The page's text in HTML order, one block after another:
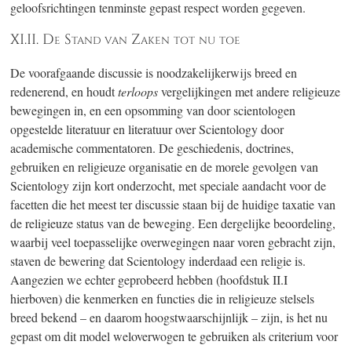
geloofsrichtingen tenminste gepast respect worden gegeven.
XI.II. De Stand van Zaken tot nu toe
De voorafgaande discussie is noodzakelijkerwijs breed en
redenerend, en houdtterloopsvergelijkingen met andere religieuze
bewegingen in, en een opsomming van door scientologen
opgestelde literatuur en literatuur over Scientology door
academische commentatoren. De geschiedenis, doctrines,
gebruiken en religieuze organisatie en de morele gevolgen van
Scientology zijn kort onderzocht, met speciale aandacht voor de
facetten die het meest ter discussie staan bij de huidige taxatie van
de religieuze status van de beweging. Een dergelijke beoordeling,
waarbij veel toepasselijke overwegingen naar voren gebracht zijn,
staven de bewering dat Scientology inderdaad een religie is.
Aangezien we echter geprobeerd hebben (hoofdstuk II.I
hierboven) die kenmerken en functies die in religieuze stelsels
breed bekend – en daarom hoogstwaarschijnlijk – zijn, is het nu
gepast om dit model weloverwogen te gebruiken als criterium voor